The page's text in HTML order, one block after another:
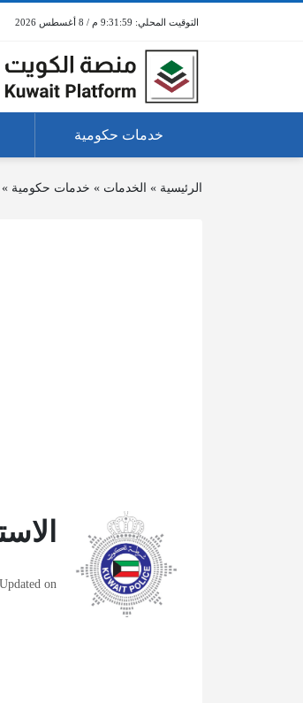
9:31:59 م / 8 أغسطس 2026
خدمات حكومية
الرئيسية » الخدمات » خدمات حكومية »
Updated on